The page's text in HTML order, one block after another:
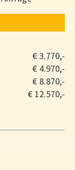
€ 3.770,-
€ 4.970,-
€ 8.870,-
€ 12.570,-